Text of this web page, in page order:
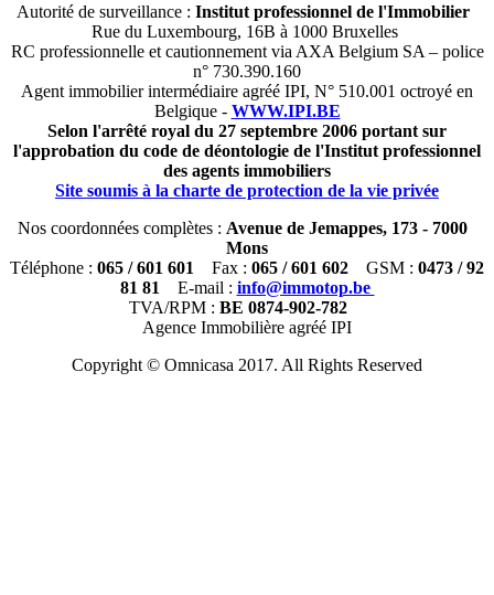
Autorité de surveillance : Institut professionnel de l'Immobilier
Rue du Luxembourg, 16B à 1000 Bruxelles
RC professionnelle et cautionnement via AXA Belgium SA – police
n° 730.390.160
Agent immobilier intermédiaire agréé IPI, N° 510.001 octroyé en
Belgique - WWW.IPI.BE
Selon l'arrêté royal du 27 septembre 2006 portant sur
l'approbation du code de déontologie de l'Institut professionnel
des agents immobiliers
Site soumis à la charte de protection de la vie privée
Nos coordonnées complètes : Avenue de Jemappes, 173 - 7000
Mons
Téléphone : 065 / 601 601 Fax : 065 / 601 602 GSM : 0473 / 92
81 81 E-mail : info@immotop.be
TVA/RPM : BE 0874-902-782
Agence Immobilière agréé IPI
Copyright © Omnicasa 2017. All Rights Reserved